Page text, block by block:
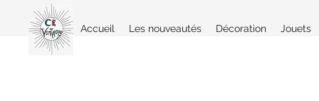
Accueil Les nouveautés Décoration Jouets